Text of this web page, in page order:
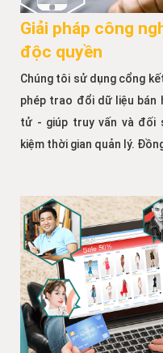
Giải pháp công
độc quyền
Chúng tôi sử dụng cổng
phép trao đổi dữ liệu bán
tử - giúp truy vấn và đối
kiệm thời gian quản lý.